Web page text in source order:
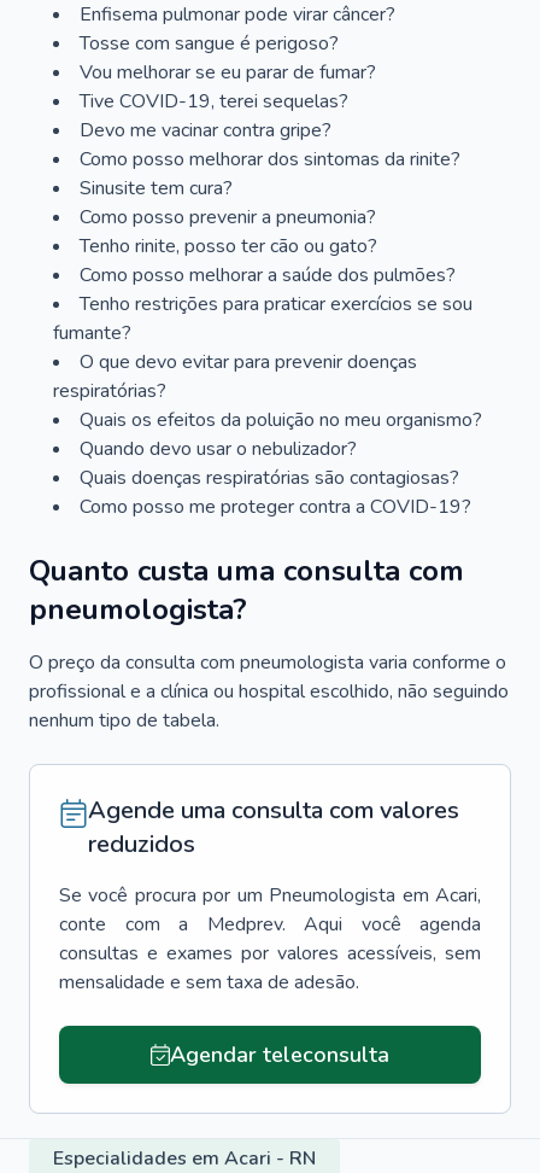
Enfisema pulmonar pode virar câncer?
Tosse com sangue é perigoso?
Vou melhorar se eu parar de fumar?
Tive COVID-19, terei sequelas?
Devo me vacinar contra gripe?
Como posso melhorar dos sintomas da rinite?
Sinusite tem cura?
Como posso prevenir a pneumonia?
Tenho rinite, posso ter cão ou gato?
Como posso melhorar a saúde dos pulmões?
Tenho restrições para praticar exercícios se sou
fumante?
O que devo evitar para prevenir doenças
respiratórias?
Quais os efeitos da poluição no meu organismo?
Quando devo usar o nebulizador?
Quais doenças respiratórias são contagiosas?
Como posso me proteger contra a COVID-19?
Quanto custa uma consulta com
pneumologista?
O preço da consulta com pneumologista varia conforme o
profissional e a clínica ou hospital escolhido, não seguindo
nenhum tipo de tabela.
Agende uma consulta com valores
reduzidos
Se você procura por um Pneumologista em Acari,
conte com a Medprev. Aqui você agenda
consultas e exames por valores acessíveis, sem
mensalidade e sem taxa de adesão.
Agendar teleconsulta
Especialidades em Acari - RN